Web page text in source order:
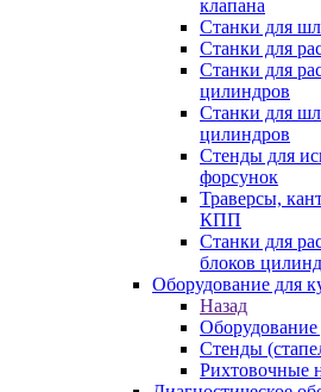
клапана
Станки для
Станки для
Станки для
цилиндров
Станки для
цилиндров
Стенды для
форсунок
Траверсы,
КПП
Станки для
блоков
Оборудование для
Назад
Оборудование
Стенды
Рихтовочные